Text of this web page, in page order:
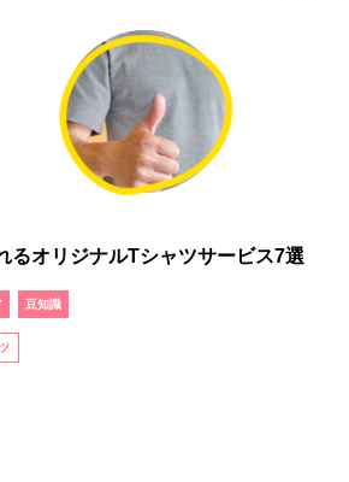
るオリジナルTシャツサービス7選
豆知識